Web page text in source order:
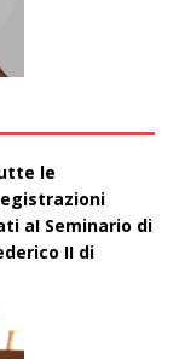
le
aI Seminario di
II di